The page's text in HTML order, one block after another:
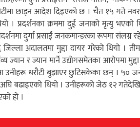
छाड्न आदेश दिइएको छ । चैत १५ गते
। प्रदर्शनका क्रममा दुई जनाको मृत्यु भएको
दुर्गा प्रसाईं जनकमान्डरका रूपमा संलग्न
अदालतमा मुद्दा दायर गरेको थियो ।
र ज्यान मार्ने उद्योगसमेतका आरोपमा
उनीहरू धरौटी बुझाएर छुटिसकेका छन् । ५०
अघि बढाइएको थियो । उनीहरूको जेठ १२
हो ।